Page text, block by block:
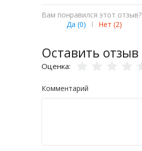
Вам понравился этот отзыв?
Да (0) | Нет (2)
Оставить отзыв
Оценка:
Комментарий